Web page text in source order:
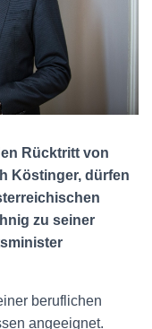
Rücktritt von
Köstinger, dürfen
zu seiner
beruflichen
angeeignet.